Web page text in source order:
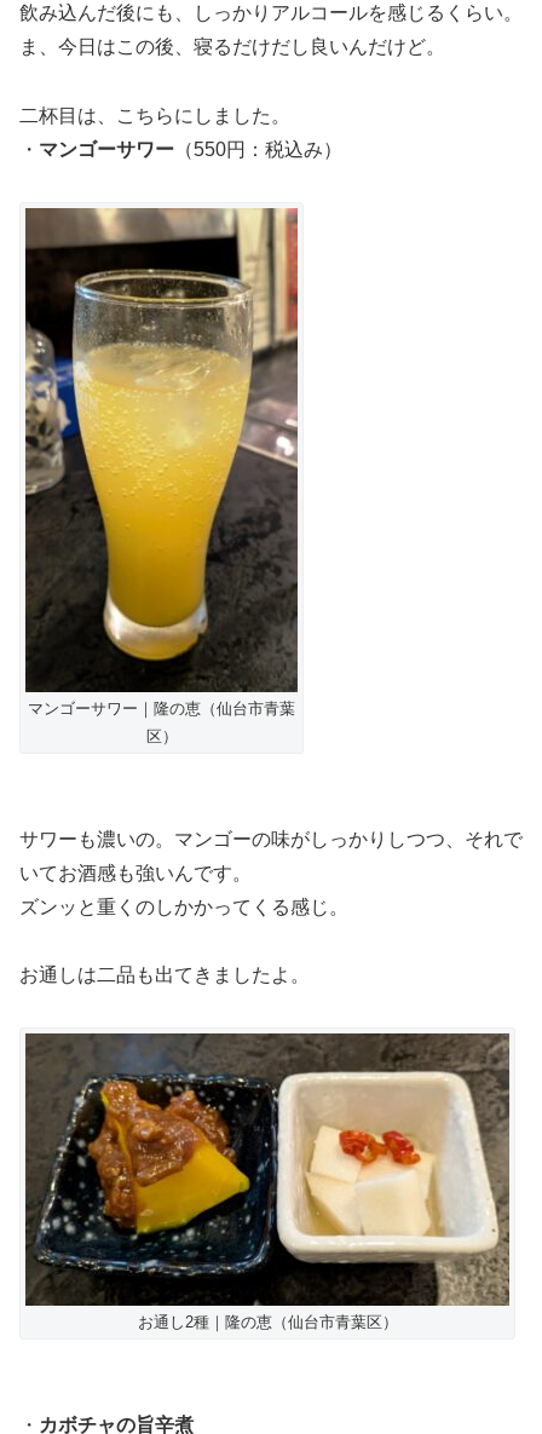
飲み込んだ後にも、しっかりアルコールを感じるくらい。
ま、今日はこの後、寝るだけだし良いんだけど。
二杯目は、こちらにしました。
・ マンゴーサワー （550円：税込み）
マンゴーサワー｜隆の恵（仙台市青葉
区）
サワーも濃いの。マンゴーの味がしっかりしつつ、それで
いてお酒感も強いんです。
ズンッと重くのしかかってくる感じ。
お通しは二品も出てきましたよ。
お通し2種｜隆の恵（仙台市青葉区）
・ カボチャの旨辛煮